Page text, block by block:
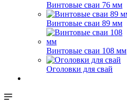
Винтовые сваи 76 мм
Винтовые сваи 89 мм
Винтовые сваи 108 мм
Оголовки для свай